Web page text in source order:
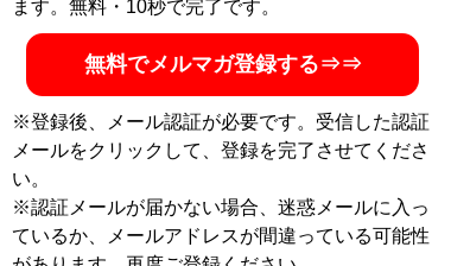
ない「省エネスタイルの勉強法」などを伝える。
MENSA会員。（Xアカウント:
@Temma_Fusegawa
目標達成のための最短ル
ート、最小コストの具体
ます。無料・10秒で完了です。
無料でメルマガ登録する⇒⇒
※登録後、メール認証が必要です。受信した認証
メールをクリックして、登録を完了させてくださ
い。
※認証メールが届かない場合、迷惑メールに入っ
ているか、メールアドレスが間違っている可能性